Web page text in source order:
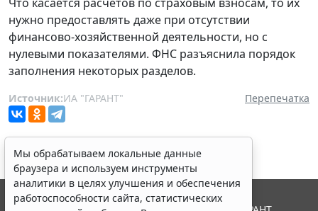
нужно предоставлять даже при отсутствии
финансово-хозяйственной деятельности, но с
нулевыми показателями. ФНС разъяснила порядок
заполнения некоторых разделов.
Источник:ИА "ГАРАНТ" Перепечатка
Мы обрабатываем локальные данные
браузера и используем инструменты
аналитики в целях улучшения и обеспечения
работоспособности сайта, статистических